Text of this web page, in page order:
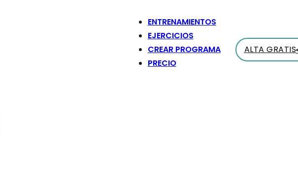
ENTRENAMIENTOS
EJERCICIOS
CREAR PROGRAMA
PRECIO
ALTA GRATIS